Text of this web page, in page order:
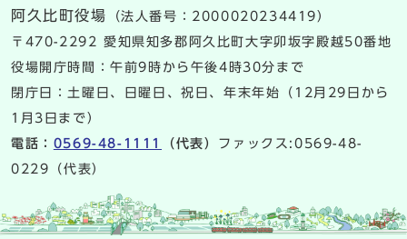
阿久比町役場
（法人番号：2000020234419）
〒470-2292 愛知県知多郡阿久比町大字卯坂字殿越50番地
役場開庁時間：午前9時から午後4時30分まで
閉庁日：土曜日、日曜日、祝日、年末年始（12月29日から
1月3日まで）
電話： 0569-48-1111 （代表） ファックス:0569-48-
0229（代表）